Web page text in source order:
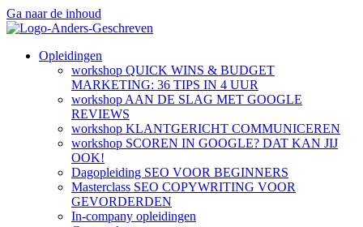
Ga naar de inhoud
Opleidingen
workshop QUICK WINS & BUDGET
MARKETING: 36 TIPS IN 4 UUR
workshop AAN DE SLAG MET GOOGLE
REVIEWS
workshop KLANTGERICHT COMMUNICEREN
workshop SCOREN IN GOOGLE? DAT KAN JIJ
OOK!
Dagopleiding SEO VOOR BEGINNERS
Masterclass SEO COPYWRITING VOOR
GEVORDERDEN
In-company opleidingen